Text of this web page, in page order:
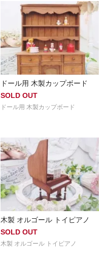
ドール用 木製カップボード
SOLD OUT
ドール用 木製カップボード
木製 オルゴール トイピアノ
SOLD OUT
木製 オルゴール トイピアノ